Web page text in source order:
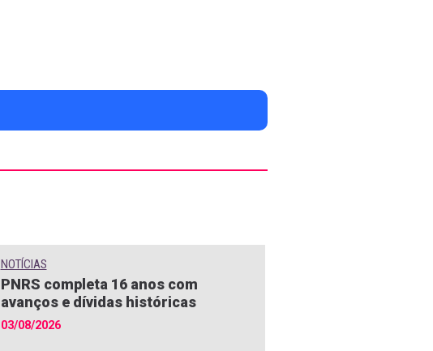
NOTÍCIAS
PNRS completa 16 anos com
avanços e dívidas históricas
03/08/2026